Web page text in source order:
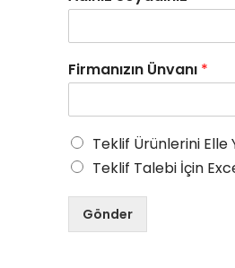
Firmanızın Ünvanı *
Teklif Ürünlerini Elle
Teklif Talebi İçin
Gönder